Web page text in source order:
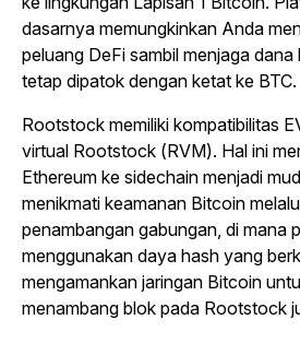
dasarnya memungkinkan Anda
peluang DeFi sambil menjaga
tetap dipatok dengan ketat ke BTC.
Rootstock memiliki kompatibilitas
virtual Rootstock (RVM). Hal ini
Ethereum ke sidechain menjadi
menikmati keamanan Bitcoin
penambangan gabungan, di mana
menggunakan daya hash yang
mengamankan jaringan Bitcoin
menambang blok pada Rootstock